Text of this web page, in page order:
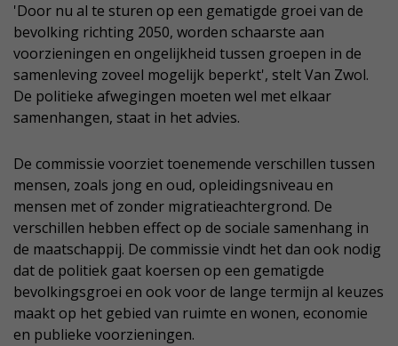
'Door nu al te sturen op een gematigde groei van de
bevolking richting 2050, worden schaarste aan
voorzieningen en ongelijkheid tussen groepen in de
samenleving zoveel mogelijk beperkt', stelt Van Zwol.
De politieke afwegingen moeten wel met elkaar
samenhangen, staat in het advies.
De commissie voorziet toenemende verschillen tussen
mensen, zoals jong en oud, opleidingsniveau en
mensen met of zonder migratieachtergrond. De
verschillen hebben effect op de sociale samenhang in
de maatschappij. De commissie vindt het dan ook nodig
dat de politiek gaat koersen op een gematigde
bevolkingsgroei en ook voor de lange termijn al keuzes
maakt op het gebied van ruimte en wonen, economie
en publieke voorzieningen.